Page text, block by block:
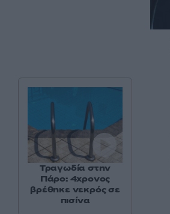
Τραγωδία στην
Πάρο: 4χρονος
βρέθηκε νεκρός σε
πισίνα